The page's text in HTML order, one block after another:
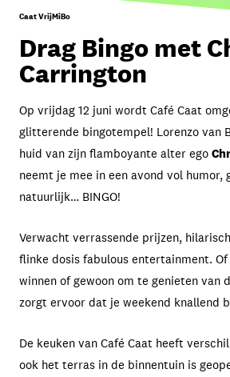
Caat VrijMiBo
Drag Bingo met
Carrington
Op vrijdag 12 juni wordt Café Caat
glitterende bingotempel! Lorenzo van
huid van zijn flamboyante alter ego
neemt je mee in een avond vol humor,
natuurlijk… BINGO!
Verwacht verrassende prijzen,
flinke dosis fabulous entertainment.
winnen of gewoon om te genieten van
zorgt ervoor dat je weekend knallend
De keuken van Café Caat heeft
ook het terras in de binnentuin is